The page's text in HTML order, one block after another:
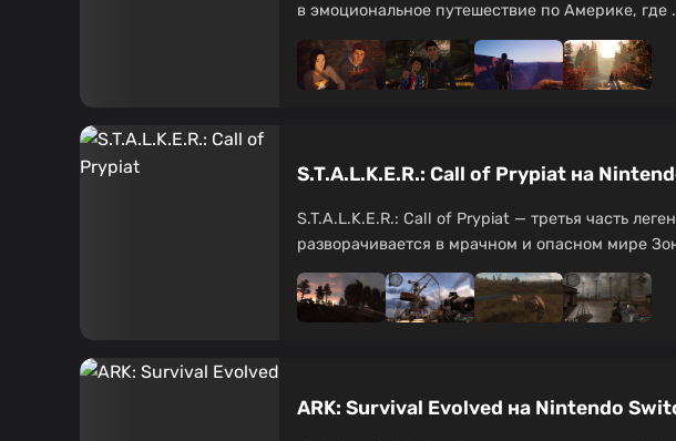
в эмоциональное путешествие по Америке, где
S.T.A.L.K.E.R.: Call of Prypiat на
S.T.A.L.K.E.R.: Call of Prypiat — третья часть
разворачивается в мрачном и опасном мире
ARK: Survival Evolved на Nintendo